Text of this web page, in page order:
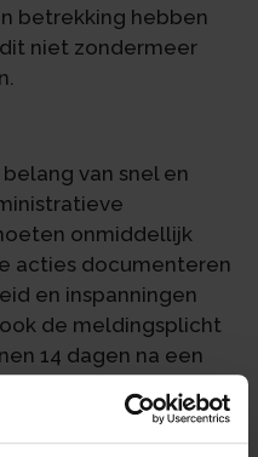
betrekking hebben
niet zondermeer
van snel en
onmiddellijk
acties documenteren
en inspanningen
de meldingsplicht
14 dagen na een
Dit onderstreept
beheer en